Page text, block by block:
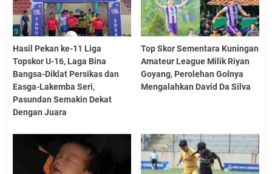
Hasil Pekan ke-11 Liga
Topskor U-16, Laga Bina
Bangsa-Diklat Persikas dan
Easga-Lakemba Seri,
Pasundan Semakin Dekat
Dengan Juara
Top Skor Sementara Kuningan
Amateur League Milik Riyan
Goyang, Perolehan Golnya
Mengalahkan David Da Silva